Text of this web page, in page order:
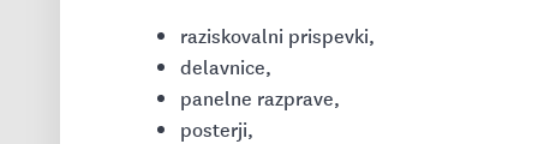
raziskovalni prispevki,
delavnice,
panelne razprave,
posterji,